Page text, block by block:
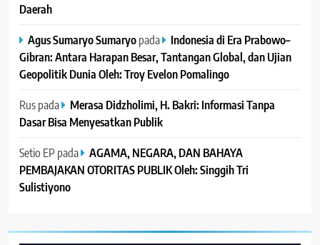
Daerah
Agus Sumaryo Sumaryopada
Indonesia di Era Prabowo–
Gibran: Antara Harapan Besar, Tantangan Global, dan Ujian
Geopolitik Dunia Oleh: Troy Evelon Pomalingo
Ruspada
Merasa Didzholimi, H. Bakri: Informasi Tanpa
Dasar Bisa Menyesatkan Publik
Setio EP pada
AGAMA, NEGARA, DAN BAHAYA
PEMBAJAKAN OTORITAS PUBLIK Oleh: Singgih Tri
Sulistiyono